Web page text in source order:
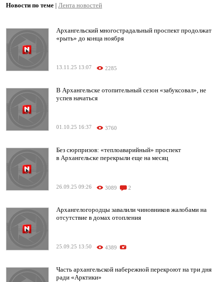
Новости по теме | Лента новостей
Архангельский многострадальный проспект продолжат
«рыть» до конца ноября
13.11.25 13:07 2285
В Архангельске отопительный сезон «забуксовал», не
успев начаться
01.10.25 16:37 3760
Без сюрпризов: «теплоаварийный» проспект
в Архангельске перекрыли еще на месяц
26.09.25 09:26 3089 2
Архангелогородцы завалили чиновников жалобами на
отсутствие в домах отопления
25.09.25 13:50 4389
Часть архангельской набережной перекроют на три дня
ради «Арктики»